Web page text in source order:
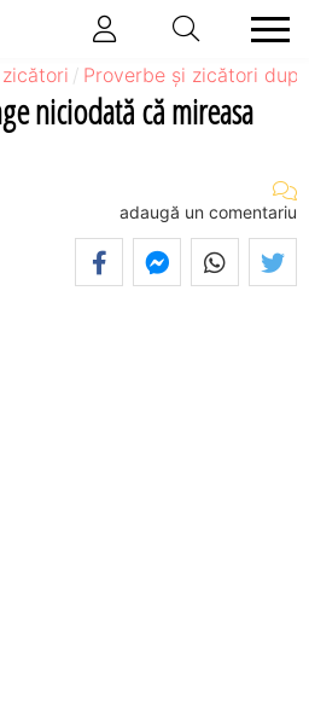
Proverbe și zicători
niciodată că mireasa
adaugă un comentariu